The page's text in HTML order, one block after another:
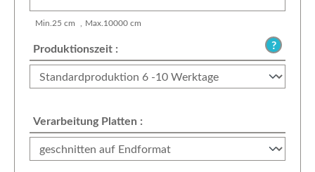
Min. 25 cm Max. 10000cm
Produktionszeit :
Verarbeitung Platten :